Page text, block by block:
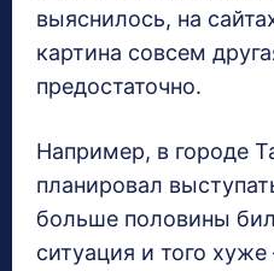
выяснилось, на
картина совсем
предостаточно.
Например, в городе
планировал
больше половины
ситуация и того